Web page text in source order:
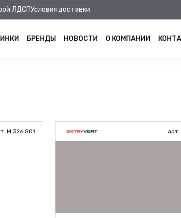
ЛДСПУсловия доставки
БРЕНДЫ НОВОСТИ О КОМПАНИИ
M.326.S01 арт.